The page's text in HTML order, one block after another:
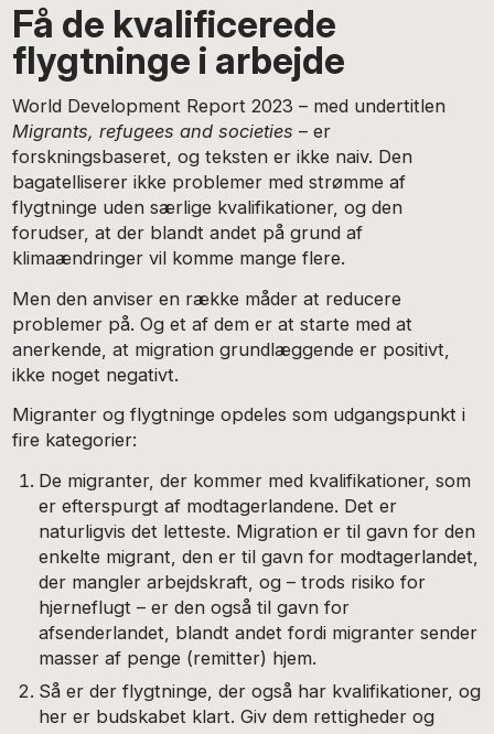
Få de kvalificerede
flygtninge i arbejde
World Development Report 2023 – med undertitlen
Migrants, refugees and societies– er
forskningsbaseret, og teksten er ikke naiv. Den
bagatelliserer ikke problemer med strømme af
flygtninge uden særlige kvalifikationer, og den
forudser, at der blandt andet på grund af
klimaændringer vil komme mange flere.
Men den anviser en række måder at reducere
problemer på. Og et af dem er at starte med at
anerkende, at migration grundlæggende er positivt,
ikke noget negativt.
Migranter og flygtninge opdeles som udgangspunkt i
fire kategorier:
De migranter, der kommer med kvalifikationer, som
er efterspurgt af modtagerlandene. Det er
naturligvis det letteste. Migration er til gavn for den
enkelte migrant, den er til gavn for modtagerlandet,
der mangler arbejdskraft, og – trods risiko for
hjerneflugt – er den også til gavn for
afsenderlandet, blandt andet fordi migranter sender
masser af penge (remitter) hjem.
Så er der flygtninge, der også har kvalifikationer, og
her er budskabet klart. Giv dem rettigheder og